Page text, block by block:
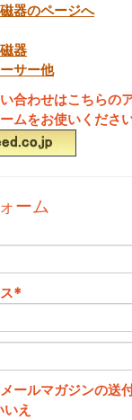
器のページへ
器
サー他
合わせはこちらの
ムをお使いください
ーム
*
ールマガジンの送
え